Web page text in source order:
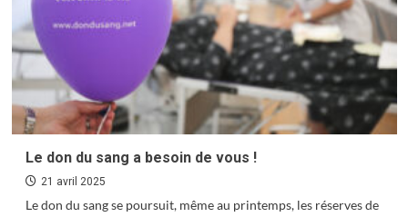
en
Le don du sang a besoin de vous !
21 avril 2025
Le don du sang se poursuit, même au printemps, les réserves de